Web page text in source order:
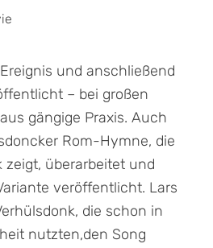
und anschließend
– bei großen
gängige Praxis. Auch
Rom-Hymne, die
zeigt, überarbeitet und
veröffentlicht. Lars
die schon in
nutzten,den Song